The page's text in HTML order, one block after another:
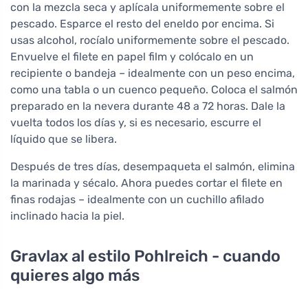
con la mezcla seca y aplícala uniformemente sobre el
pescado. Esparce el resto del eneldo por encima. Si
usas alcohol, rocíalo uniformemente sobre el pescado.
Envuelve el filete en papel film y colócalo en un
recipiente o bandeja – idealmente con un peso encima,
como una tabla o un cuenco pequeño. Coloca el salmón
preparado en la nevera durante 48 a 72 horas. Dale la
vuelta todos los días y, si es necesario, escurre el
líquido que se libera.
Después de tres días, desempaqueta el salmón, elimina
la marinada y sécalo. Ahora puedes cortar el filete en
finas rodajas – idealmente con un cuchillo afilado
inclinado hacia la piel.
Gravlax al estilo Pohlreich - cuando
quieres algo más